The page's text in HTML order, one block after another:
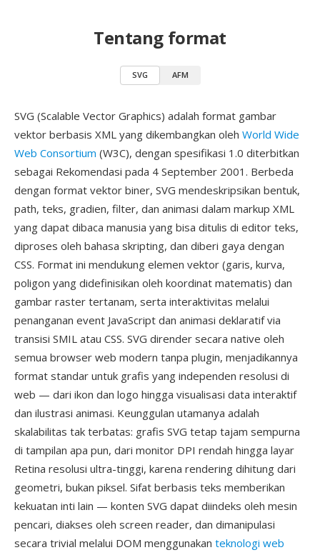
Tentang format
SVG AFM
SVG (Scalable Vector Graphics) adalah format gambar
vektor berbasis XML yang dikembangkan oleh World Wide
Web Consortium (W3C), dengan spesifikasi 1.0 diterbitkan
sebagai Rekomendasi pada 4 September 2001. Berbeda
dengan format vektor biner, SVG mendeskripsikan bentuk,
path, teks, gradien, filter, dan animasi dalam markup XML
yang dapat dibaca manusia yang bisa ditulis di editor teks,
diproses oleh bahasa skripting, dan diberi gaya dengan
CSS. Format ini mendukung elemen vektor (garis, kurva,
poligon yang didefinisikan oleh koordinat matematis) dan
gambar raster tertanam, serta interaktivitas melalui
penanganan event JavaScript dan animasi deklaratif via
transisi SMIL atau CSS. SVG dirender secara native oleh
semua browser web modern tanpa plugin, menjadikannya
format standar untuk grafis yang independen resolusi di
web — dari ikon dan logo hingga visualisasi data interaktif
dan ilustrasi animasi. Keunggulan utamanya adalah
skalabilitas tak terbatas: grafis SVG tetap tajam sempurna
di tampilan apa pun, dari monitor DPI rendah hingga layar
Retina resolusi ultra-tinggi, karena rendering dihitung dari
geometri, bukan piksel. Sifat berbasis teks memberikan
kekuatan inti lain — konten SVG dapat diindeks oleh mesin
pencari, diakses oleh screen reader, dan dimanipulasi
secara trivial melalui DOM menggunakan teknologi web